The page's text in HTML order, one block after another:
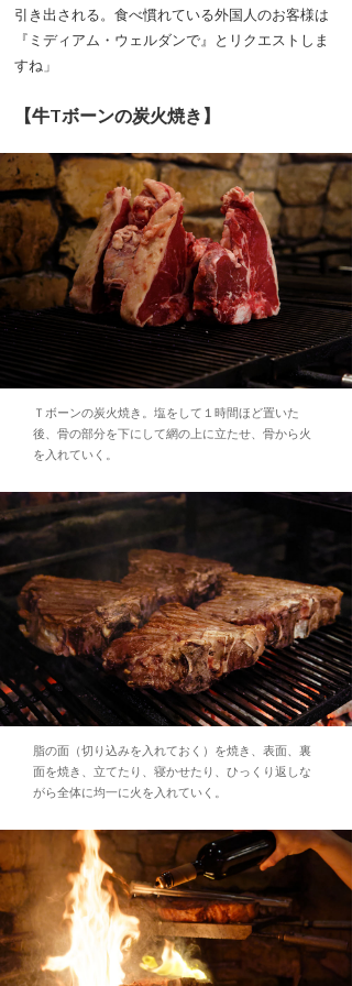
引き出される。食べ慣れている外国人のお客様は
『ミディアム・ウェルダンで』とリクエストしま
すね」
【牛Tボーンの炭火焼き】
Ｔボーンの炭火焼き。塩をして１時間ほど置いた
後、骨の部分を下にして網の上に立たせ、骨から火
を入れていく。
脂の面（切り込みを入れておく）を焼き、表面、裏
面を焼き、立てたり、寝かせたり、ひっくり返しな
がら全体に均一に火を入れていく。